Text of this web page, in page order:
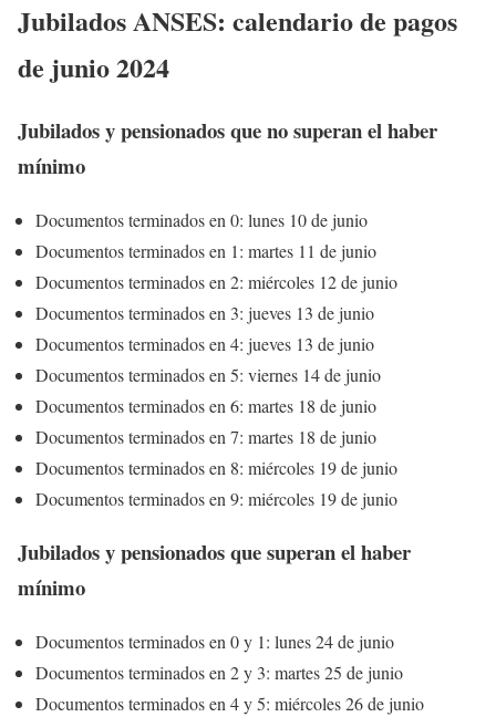
Jubilados ANSES: calendario de pagos
de junio 2024
Jubilados y pensionados que no superan el haber
mínimo
Documentos terminados en 0: lunes 10 de junio
Documentos terminados en 1: martes 11 de junio
Documentos terminados en 2: miércoles 12 de junio
Documentos terminados en 3: jueves 13 de junio
Documentos terminados en 4: jueves 13 de junio
Documentos terminados en 5: viernes 14 de junio
Documentos terminados en 6: martes 18 de junio
Documentos terminados en 7: martes 18 de junio
Documentos terminados en 8: miércoles 19 de junio
Documentos terminados en 9: miércoles 19 de junio
Jubilados y pensionados que superan el haber
mínimo
Documentos terminados en 0 y 1: lunes 24 de junio
Documentos terminados en 2 y 3: martes 25 de junio
Documentos terminados en 4 y 5: miércoles 26 de junio